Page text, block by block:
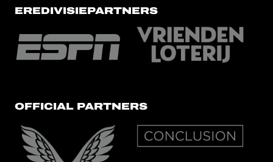
EREDIVISIEPARTNERS
OFFICIAL PARTNERS